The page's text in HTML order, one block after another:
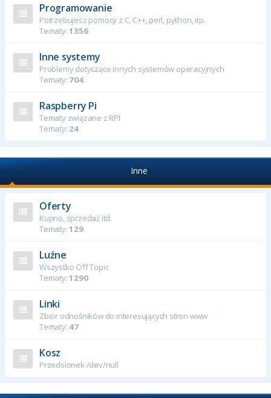
Programowanie
Potrzebujesz pomocy z C, C++, perl, python, itp.
Tematy:1356
Inne systemy
Problemy dotyczące innych systemów operacyjnych
Tematy: 704
Raspberry Pi
Tematy związane z RPI
Tematy: 24
Inne
Oferty
Kupno, sprzedaż itd.
Tematy:129
Luźne
Wszystko Off Topic
Tematy:1290
Linki
Zbiór odnośników do interesujących stron www
Tematy: 47
Kosz
Przedsionek /dev/null